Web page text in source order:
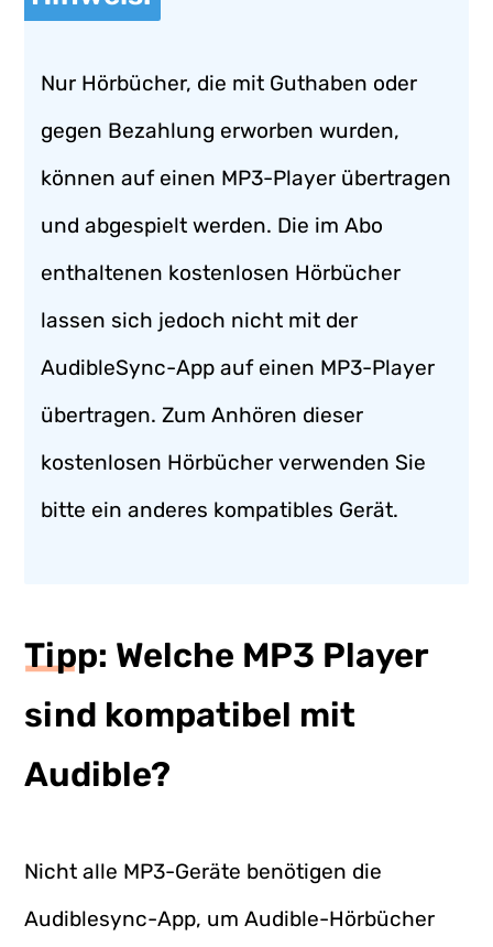
Nur Hörbücher, die mit Guthaben oder
gegen Bezahlung erworben wurden,
können auf einen MP3-Player übertragen
und abgespielt werden. Die im Abo
enthaltenen kostenlosen Hörbücher
lassen sich jedoch nicht mit der
AudibleSync-App auf einen MP3-Player
übertragen. Zum Anhören dieser
kostenlosen Hörbücher verwenden Sie
bitte ein anderes kompatibles Gerät.
Tipp: Welche MP3 Player
sind kompatibel mit
Audible?
Nicht alle MP3-Geräte benötigen die
Audiblesync-App, um Audible-Hörbücher